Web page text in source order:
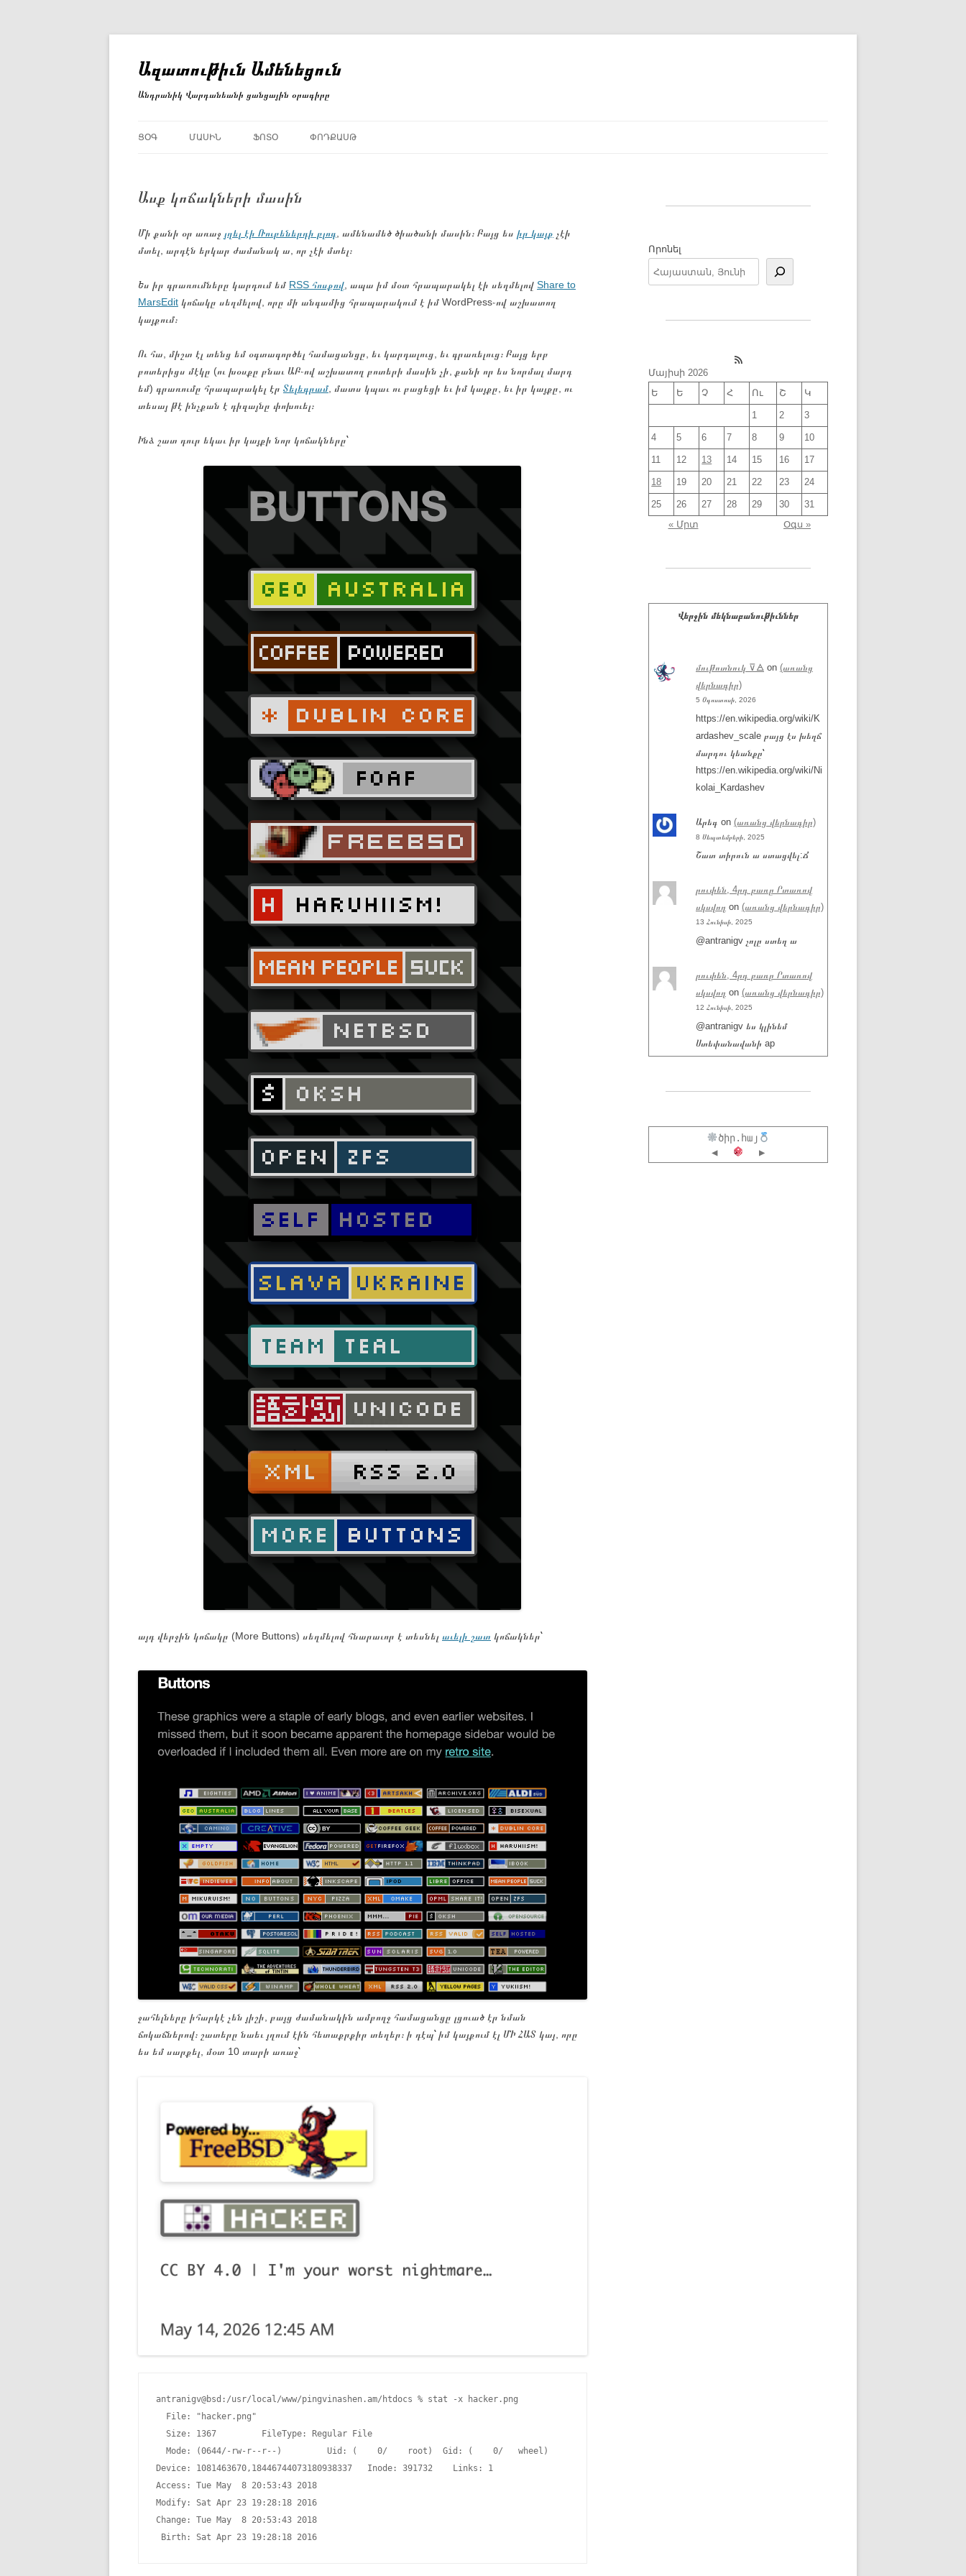
Ազատութիւն Ամենեցուն
Անդրանիկ Վարդանեանի ցանցային օրագիրը
ՑՕԳ ՄԱՍԻՆ ՖՈՏՕ ՓՈԴՔԱՍԹ
Ասք կոճակների մասին
Մի քանի օր առաջ յղել էի Ռուբեներդի բլոգ , ամենամեծ ծիածանի մասին։ Բայց ես իր կայք չէի
մտել, արդէն երկար ժամանակ ա, որ չէի մտել։
Ես իր գրառումները կարդում եմ RSS հոսքով , ապա իմ մօտ հրապարակել էի սեղմելով Share to
MarsEdit կոճակը սեղմելով, որը մի անգամից հրապարակում է իմ WordPress֊ով աշխատող
կայքում։
Ու հա, միշտ էլ տենց եմ օգտագործել համացանցը, եւ կարդալուց, եւ գրառելուց։ Բայց երբ
բոտերիցս մէկը (ու խօսքը բնաւ ԱԲ֊ով աշխատող բոտերի մասին չի, քանի որ ես նորմալ մարդ
եմ) գրառումը հրապարակել էր Տելեգրամ , մատս կպաւ ու բացեցի եւ իմ կայքը, եւ իր կայքը, ու
տեսայ թէ ինչքան է դիզայնը փոխուել։
Ինձ շատ դուր եկաւ իր կայքի նոր կոճակները՝
այդ վերջին կոճակը (More Buttons) սեղմելով հնարաւոր է տեսնել աւելի շատ կոճակներ՝
ջահելները իհարկէ չեն յիշի, բայց ժամանակին ամբողջ համացանցը լցուած էր նման
ճոկաճներով։ շատերը նաեւ յղում էին հետաքրքիր տեղեր։ ի դէպ՝ իմ կայքում էլ ՄԻ ՀԱՏ կայ, որը
ես եմ սարքել, մօտ 10 տարի առաջ՝
antranigv@bsd:/usr/local/www/pingvinashen.am/htdocs % stat -x hacker.png
  File: "hacker.png"
  Size: 1367         FileType: Regular File
  Mode: (0644/-rw-r--r--)         Uid: (    0/    root)  Gid: (    0/   wheel)
Device: 1081463670,18446744073180938337   Inode: 391732    Links: 1
Access: Tue May  8 20:53:43 2018
Modify: Sat Apr 23 19:28:18 2016
Change: Tue May  8 20:53:43 2018
Որոնել
RSS Feed
Մայիսի 2026
Ե
Ե Չ Հ Ու Շ Կ
1 2 3
4 5 6 7 8 9 10
11 12 13 14 15 16 17
18 19 20 21 22 23 24
25 26 27 28 29 30
31
« Մրտ
Օգս »
Վերջին մեկնաբանութիւններ
մութոտնուկ ⊽🜁 on (առանց
վերնագիր)
5 Օգոստոսի, 2026
https://en.wikipedia.org/wiki/K
ardashev_scale բայց էս խեղճ
մարդու կեանքը՝
https://en.wikipedia.org/wiki/Ni
kolai_Kardashev
Արեգ on (առանց վերնագիր)
8 Սեպտեմբերի, 2025
Շատ տիրուն ա ստացվել:Ճ
րուփեն, 4րդ բառը Րտառով
սկսվող on (առանց վերնագիր)
13 Հունիսի, 2025
@antranigv չոլը ստեղ ա
րուփեն, 4րդ բառը Րտառով
սկսվող on (առանց վերնագիր)
12 Հունիսի, 2025
@antranigv ես կլինեմ
Ստեփանավանի ap
ծիր.հայ
◀
▶